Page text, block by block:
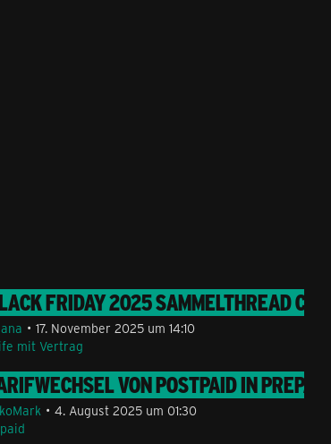
FRIDAY 2025 SAMMELTHREAD
17. November 2025 um 14:10
mit Vertrag
AKTUELLEN PREPAID ALLNET L
VON POSTPAID IN PREPAID
4. August 2025 um 01:30